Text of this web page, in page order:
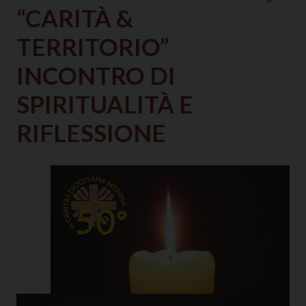
“CARITÀ &
TERRITORIO”
INCONTRO DI
SPIRITUALITÀ E
RIFLESSIONE